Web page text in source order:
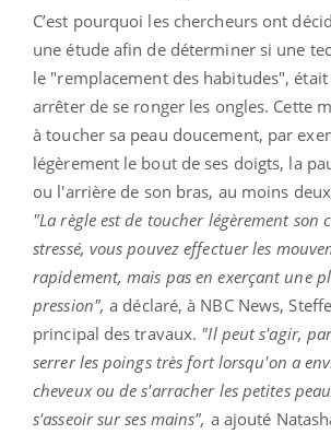
C’est pourquoi les chercheurs ont
une étude afin de déterminer si une
le "remplacement des habitudes",
arrêter de se ronger les ongles. Cette
à toucher sa peau doucement, par
légèrement le bout de ses doigts, la
ou l'arrière de son bras, au moins
"La règle est de toucher légèrement son
stressé, vous pouvez effectuer les
rapidement, mais pas en exerçant une
pression", a déclaré, à NBC News,
principal des travaux. "Il peut s'agir,
serrer les poings très fort lorsqu'on a
cheveux ou de s'arracher les petites
s'asseoir sur ses mains", a ajouté